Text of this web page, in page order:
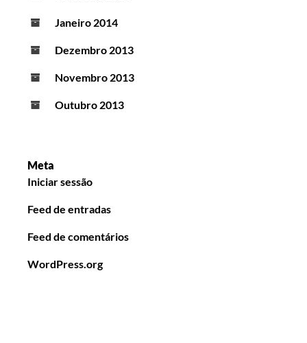
Janeiro 2014
Dezembro 2013
Novembro 2013
Outubro 2013
Meta
Iniciar sessão
Feed de entradas
Feed de comentários
WordPress.org